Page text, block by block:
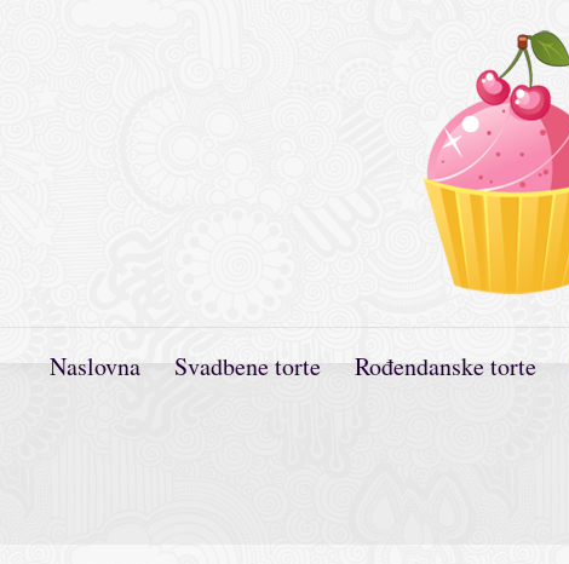
Naslovna Svadbene torte Rođendanske torte